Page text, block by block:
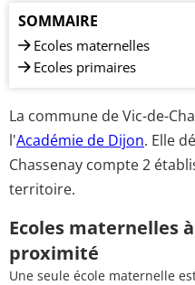
SOMMAIRE
Ecoles maternelles
Ecoles primaires
La commune de Vic-de-
l'Académie de Dijon. Elle
Chassenay compte 2
territoire.
Ecoles maternelles
proximité
Une seule école maternelle